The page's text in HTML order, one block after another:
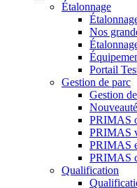
Étalonnage
Nos
Portail
Gestion de parc
Gestion
PRIMAS
PRIMAS
PRIMAS
PRIMAS
Qualification